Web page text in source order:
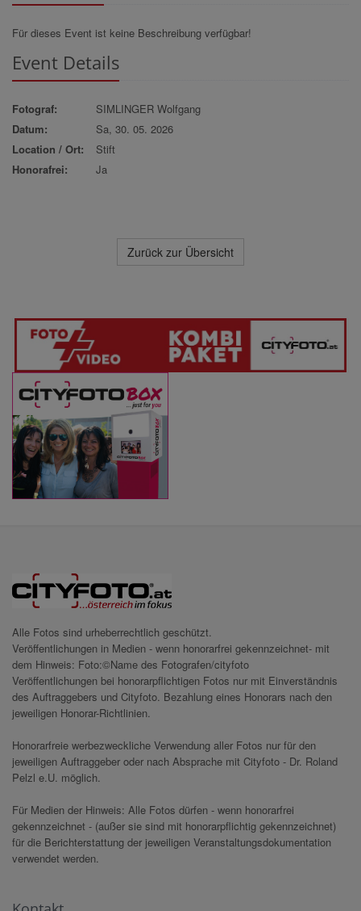
Für dieses Event ist keine Beschreibung verfügbar!
Event Details
Fotograf:
SIMLINGER Wolfgang
Datum:
Sa, 30. 05. 2026
Location / Ort:
Stift
Honorafrei:
Ja
Zurück zur Übersicht
Alle Fotos sind urheberrechtlich geschützt.
Veröffentlichungen in Medien - wenn honorarfrei gekennzeichnet- mit
dem Hinweis: Foto:©Name des Fotografen/cityfoto
Veröffentlichungen bei honorarpflichtigen Fotos nur mit Einverständnis
des Auftraggebers und Cityfoto. Bezahlung eines Honorars nach den
jeweiligen Honorar-Richtlinien.
Honorarfreie werbezweckliche Verwendung aller Fotos nur für den
jeweiligen Auftraggeber oder nach Absprache mit Cityfoto - Dr. Roland
Pelzl e.U. möglich.
Für Medien der Hinweis: Alle Fotos dürfen - wenn honorarfrei
gekennzeichnet - (außer sie sind mit honorarpflichtig gekennzeichnet)
für die Berichterstattung der jeweiligen Veranstaltungsdokumentation
verwendet werden.